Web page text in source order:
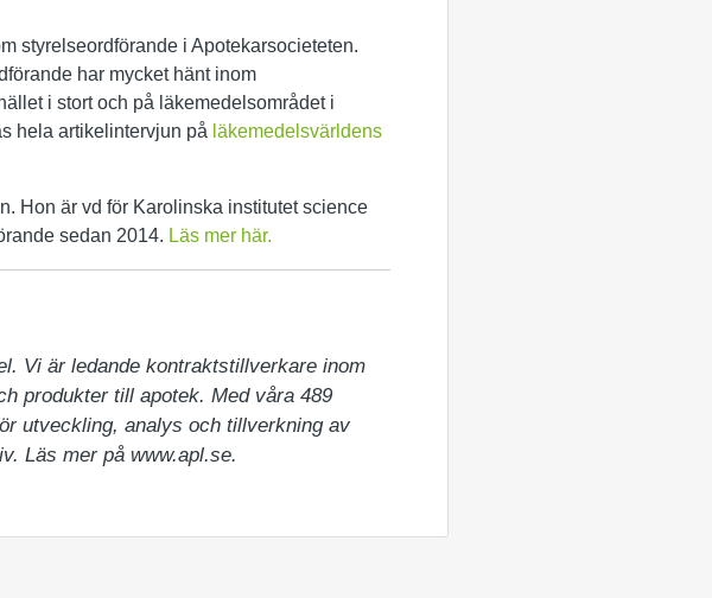
styrelseordförande i Apotekarsocieteten.
har mycket hänt inom
i stort och på läkemedelsområdet i
hela artikelintervjun på läkemedelsvärldens
Hon är vd för Karolinska institutet science
sedan 2014. Läs mer här.
Vi är ledande kontraktstillverkare inom
produkter till apotek. Med våra 489
utveckling, analys och tillverkning av
Läs mer på www.apl.se.